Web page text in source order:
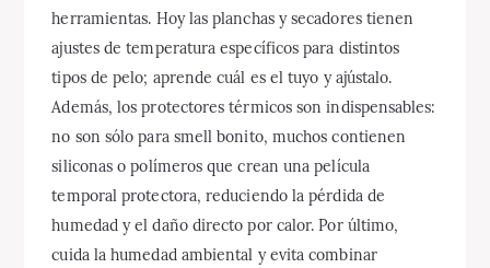
herramientas. Hoy las planchas y secadores tienen
ajustes de temperatura específicos para distintos
tipos de pelo; aprende cuál es el tuyo y ajústalo.
Además, los protectores térmicos son indispensables:
no son sólo para smell bonito, muchos contienen
siliconas o polímeros que crean una película
temporal protectora, reduciendo la pérdida de
humedad y el daño directo por calor. Por último,
cuida la humedad ambiental y evita combinar